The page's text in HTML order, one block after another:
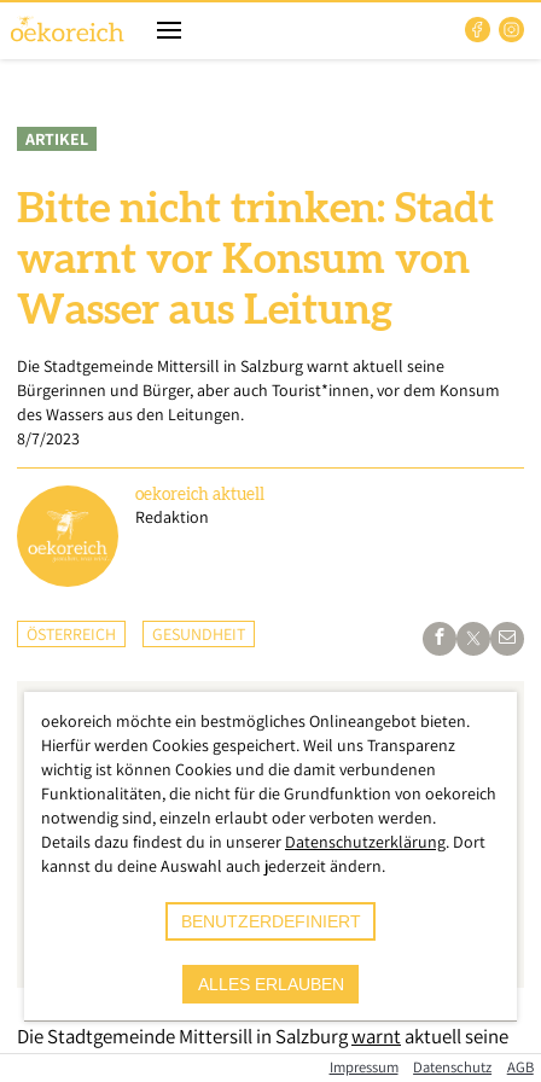
ARTIKEL
Bitte nicht trinken: Stadt
warnt vor Konsum von
Wasser aus Leitung
Die Stadtgemeinde Mittersill in Salzburg warnt aktuell seine
Bürgerinnen und Bürger, aber auch Tourist*innen, vor dem Konsum
des Wassers aus den Leitungen.
8/7/2023
oekoreich aktuell
Redaktion
ÖSTERREICH GESUNDHEIT
Die Stadtgemeinde Mittersill in Salzburgwarntaktuell seine
Bürgerinnen und Bürger, aber auch Tourist*innen, vor dem
Impressum Datenschutz AGB
oekoreich möchte ein bestmögliches Onlineangebot bieten.
Hierfür werden Cookies gespeichert. Weil uns Transparenz
wichtig ist können Cookies und die damit verbundenen
Funktionalitäten, die nicht für die Grundfunktion von oekoreich
notwendig sind, einzeln erlaubt oder verboten werden.
Details dazu findest du in unserer Datenschutzerklärung. Dort
kannst du deine Auswahl auch jederzeit ändern.
BENUTZERDEFINIERT
ALLES ERLAUBEN